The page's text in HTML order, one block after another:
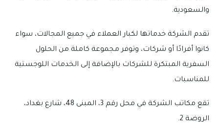
والسعودية.
تقدم الشركة خدماتها لكبار العملاء في جميع المجالات، سواء
كانوا أفرادًا أو شركات، وتوفر مجموعة كاملة من الحلول
السفرية المبتكرة للشركات بالإضافة إلى الخدمات اللوجستية
للمناسبات.
تقع مكاتب الشركة في محل رقم 3، المبنى 48، شارع بغداد،
الروضة 2.